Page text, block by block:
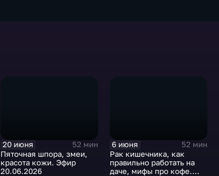
20 июня
52 мин
Пяточная шпора, змеи,
красота кожи. Эфир
20.06.2026
6 июня
52 мин
Рак кишечника, как
правильно работать на
даче, мифы про кофе.